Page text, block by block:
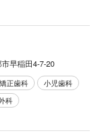
早稲田4-7-20
矯正歯科
小児歯科
科